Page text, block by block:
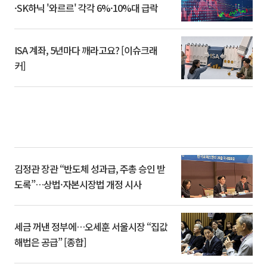
·SK하닉 '와르르' 각각 6%·10%대 급락
ISA 계좌, 5년마다 깨라고요? [이슈크래
커]
김정관 장관 “반도체 성과급, 주총 승인 받
도록”…상법·자본시장법 개정 시사
세금 꺼낸 정부에…오세훈 서울시장 “집값
해법은 공급” [종합]